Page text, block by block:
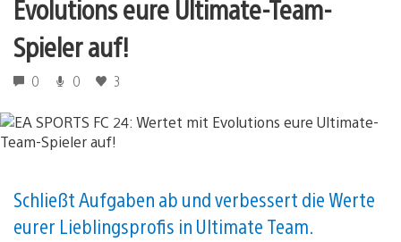
Evolutions eure Ultimate-Team-
Spieler auf!
0 0 3
Schließt Aufgaben ab und verbessert die Werte
eurer Lieblingsprofis in Ultimate Team.